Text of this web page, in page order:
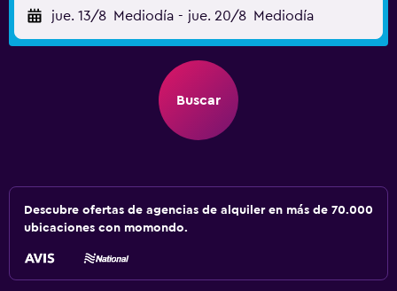
jue. 13/8 Mediodía - jue. 20/8 Mediodía
Buscar
Descubre ofertas de agencias de alquiler en más de 70.000
ubicaciones con momondo.